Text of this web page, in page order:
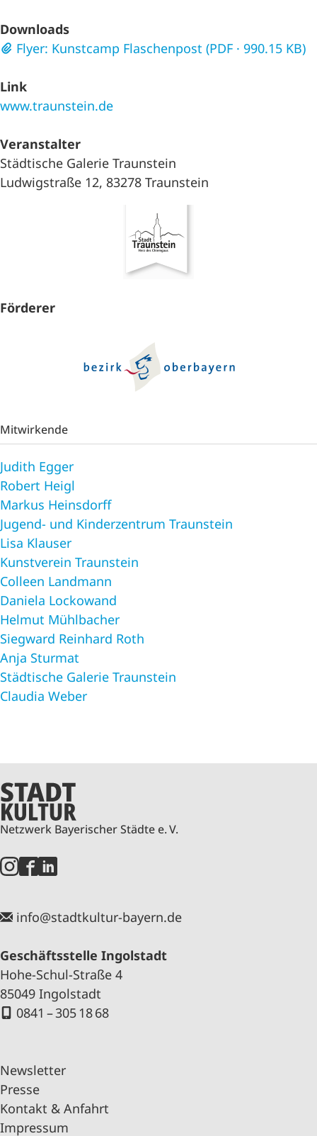
Downloads
Flyer: Kunstcamp Flaschenpost (PDF · 990.15 KB)
Link
www.traunstein.de
Veranstalter
Städtische Galerie Traunstein
Ludwigstraße 12, 83278 Traunstein
Förderer
Mitwirkende
Judith Egger
Robert Heigl
Markus Heinsdorff
Jugend- und Kinderzentrum Traunstein
Lisa Klauser
Kunstverein Traunstein
Colleen Landmann
Daniela Lockowand
Helmut Mühlbacher
Siegward Reinhard Roth
Anja Sturmat
Städtische Galerie Traunstein
Claudia Weber
Netzwerk Bayerischer Städte e. V.
info@stadtkultur-bayern.de
Geschäftsstelle Ingolstadt
Hohe-Schul-Straße 4
85049 Ingolstadt
0841 – 305 18 68
Newsletter
Presse
Kontakt & Anfahrt
Impressum